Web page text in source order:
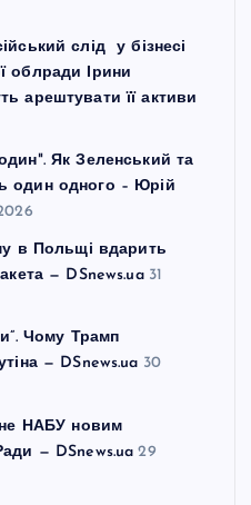
слід у бізнесі
облради Ірини
арештувати її активи
Як Зеленський та
один одного – Юрій
в Польщі вдарить
— DSnews.ua 31
Чому Трамп
— DSnews.ua 30
НАБУ новим
— DSnews.ua 29